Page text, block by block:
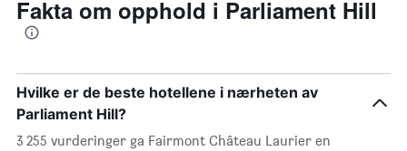
Fakta om opphold i Parliament Hill
Hvilke er de beste hotellene i nærheten av
Parliament Hill?
3 255 vurderinger ga Fairmont Château Laurier en